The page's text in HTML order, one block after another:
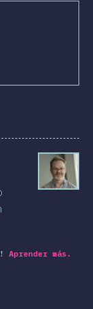
Aprender más.